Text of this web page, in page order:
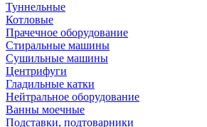
Туннельные
Котловые
Прачечное оборудование
Стиральные машины
Сушильные машины
Центрифуги
Гладильные катки
Нейтральное оборудование
Ванны моечные
Подставки, подтоварники